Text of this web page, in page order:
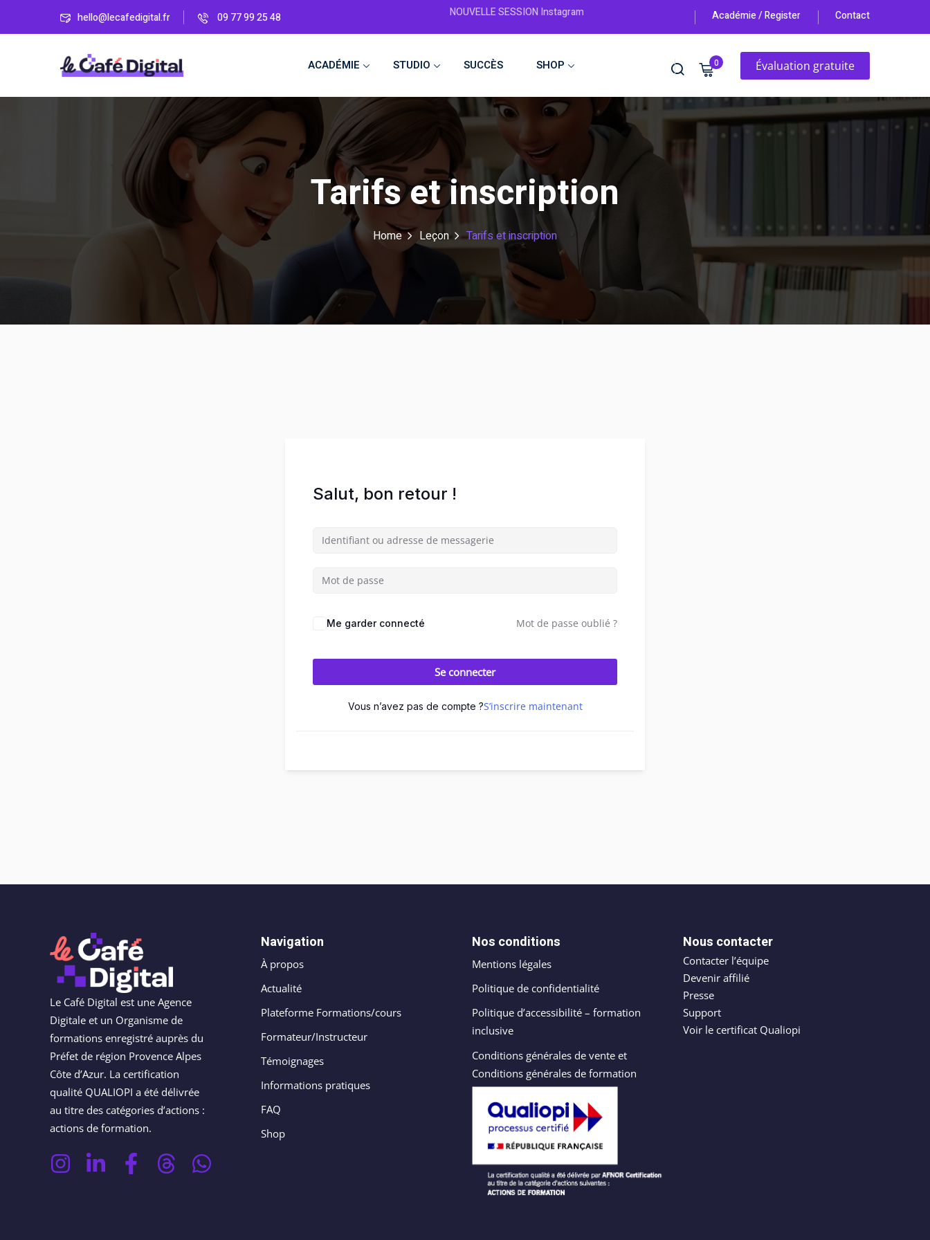
hello@lecafedigital.fr 09 77 99 25 48 NOUVELLE SESSION Instagram 360 → du mardi 1er septembre au 29 décembre 2026. NOUVEAU → Atelier
Académie / Register Contact
ACADÉMIE STUDIO SUCCÈS SHOP 0 Évaluation gratuite
Tarifs et inscription
Home Leçon Tarifs et inscription
Salut, bon retour !
Me garder connecté Mot de passe oublié ?
Se connecter
Vous n’avez pas de compte ?S’inscrire maintenant
Le Café Digital est une Agence
Digitale et un Organisme de
formations enregistré auprès du
Préfet de région Provence Alpes
Côte d’Azur. La certification
qualité QUALIOPI a été délivrée
au titre des catégories d’actions :
actions de formation.
Navigation
À propos
Actualité
Plateforme Formations/cours
Formateur/Instructeur
Témoignages
Informations pratiques
FAQ
Shop
Nos conditions
Mentions légales
Politique de confidentialité
Politique d’accessibilité – formation
inclusive
Conditions générales de vente et
Conditions générales de formation
Nous contacter
Contacter l’équipe
Devenir affilié
Presse
Support
Voir le certificat Qualiopi